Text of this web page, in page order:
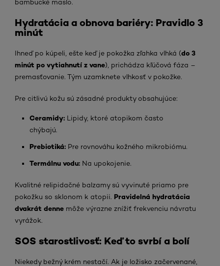
bambucké maslo.
Hydratácia a obnova bariéry: Pravidlo 3
minút
Ihneď po kúpeli, ešte keď je pokožka zľahka vlhká (do 3
minút po vytiahnutí z vane), prichádza kľúčová fáza –
premasťovanie. Tým uzamknete vlhkosť v pokožke.
Pre citlivú kožu sú zásadné produkty obsahujúce:
Ceramidy: Lipidy, ktoré atopikom často
chýbajú.
Prebiotiká: Pre rovnováhu kožného mikrobiómu.
Termálnu vodu: Na upokojenie.
Kvalitné relipidačné balzamy sú vyvinuté priamo pre
pokožku so sklonom k atopii. Pravidelná hydratácia
dvakrát denne môže výrazne znížiť frekvenciu návratu
vyrážok.
SOS starostlivosť: Keď to svrbí a bolí
Niekedy bežný krém nestačí. Ak je ložisko začervenané,